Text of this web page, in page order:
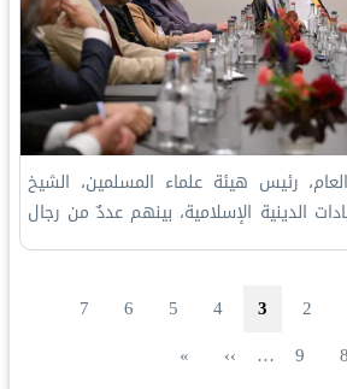
رئيس هيئة علماء المسلمين، الشيخ
الدينية الإسلامية، بينهم عددٌ من رجال
الصفحة
2 الصفحة الحاليّة
3 الصفحة
4 الصفحة
5 الصفحة
6 الصفحة
7
الصفحة
8 الصفحة
9
… الصفحة التالية
›› الصفحة الأخيرة
»